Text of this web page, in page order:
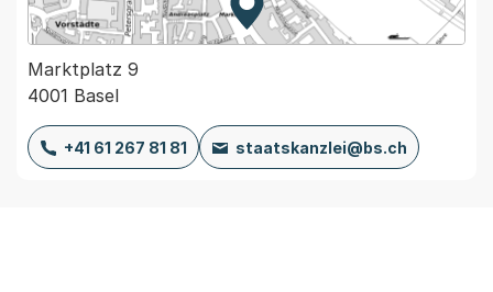
Zur Karte von MapBS.
Externer Link, wird in einem
Marktplatz 9
4001 Basel
+41 61 267 81 81 staatskanzlei@bs.ch